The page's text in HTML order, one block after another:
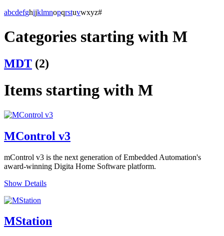
abcdefghijklmnopqrstuvwxyz#
Categories starting with M
MDT (2)
Items starting with M
MControl v3
mControl v3 is the next generation of Embedded Automation's
award-winning Digita Home Software platform.
Show Details
MStation